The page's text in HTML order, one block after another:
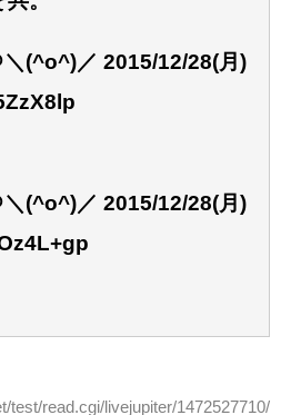
(^o^)／ 2015/12/28(月)
(^o^)／ 2015/12/28(月)
test/read.cgi/livejupiter/1472527710/